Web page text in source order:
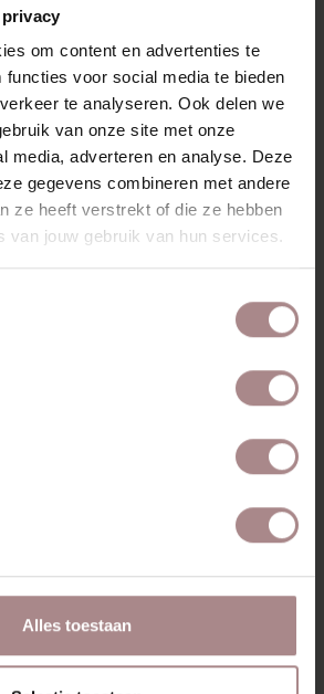
om content en advertenties te
functies voor social media te bieden
te analyseren. Ook delen we
van onze site met onze
media, adverteren en analyse. Deze
gegevens combineren met andere
ze heeft verstrekt of die ze hebben
van jouw gebruik van hun services.
Alles toestaan
houtsoorten. Het bijzettafeltje
40 cm en is 46 cm hoog.
VIND JE DIT